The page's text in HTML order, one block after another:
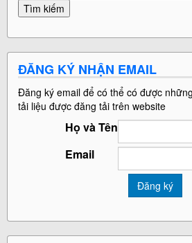
ĐĂNG KÝ NHẬN EMAIL
Đăng ký email để có thể có được
tải liệu được đăng tải trên website
Họ và Tên
Email